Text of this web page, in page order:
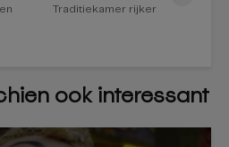
Traditiekamer rijker
ook interessant